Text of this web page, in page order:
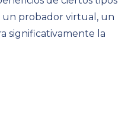
un probador virtual, un
significativamente la